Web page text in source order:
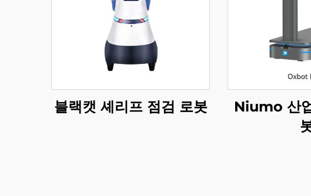
블랙캣 셰리프 점검 로봇
Niumo 산